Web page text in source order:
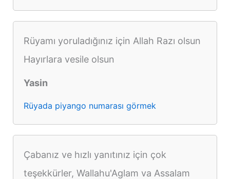
Rüyamı yoruladığınız için Allah Razı olsun
Hayırlara vesile olsun
Yasin
Rüyada piyango numarası görmek
Çabanız ve hızlı yanıtınız için çok
teşekkürler, Wallahu'Aglam va Assalam